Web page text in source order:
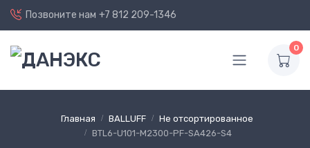
Позвоните нам +7 812 209-1346
0
Главная BALLUFF
Не отсортированное
BTL6-U101-M2300-PF-SA426-S4